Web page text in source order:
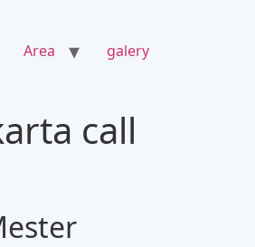
Area galery
call